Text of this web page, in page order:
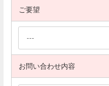
ご要望
お問い合わせ内容